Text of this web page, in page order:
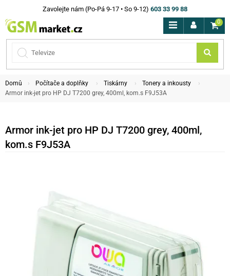
Zavolejte nám (Po-Pá 9-17 • So 9-12) 603 33 99 88
0
Domů Počítače a doplňky Tiskárny
Tonery a inkousty
Armor ink-jet pro HP DJ T7200 grey, 400ml, kom.s F9J53A
Armor ink-jet pro HP DJ T7200 grey, 400ml,
kom.s F9J53A